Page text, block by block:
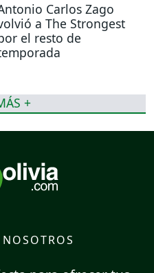
Carlos Zago
a The Strongest
el resto de
+